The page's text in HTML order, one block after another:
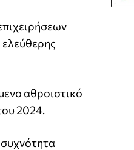
αθροιστικό
2024.